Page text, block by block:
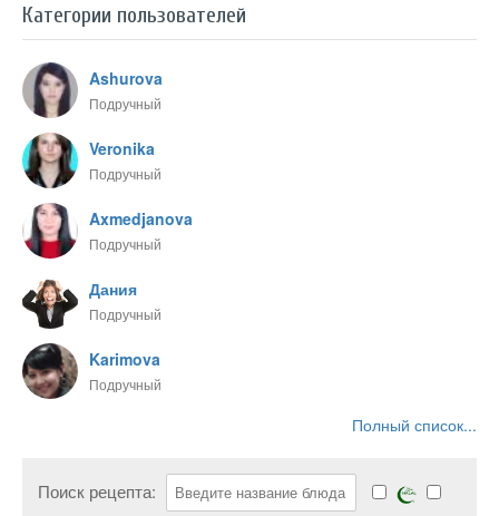
Категории пользователей
Ashurova
Подручный
Veronika
Подручный
Axmedjanova
Подручный
Дания
Подручный
Karimova
Подручный
Полный список...
Поиск рецепта: